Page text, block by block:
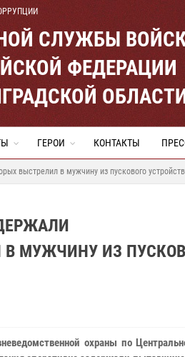
СЛУЖБЫ
ФЕДЕРАЦИИ
ГЕРОИ КОНТАКТЫ
выстрелил в мужчину из пускового
МУЖЧИНУ ИЗ
охраны по